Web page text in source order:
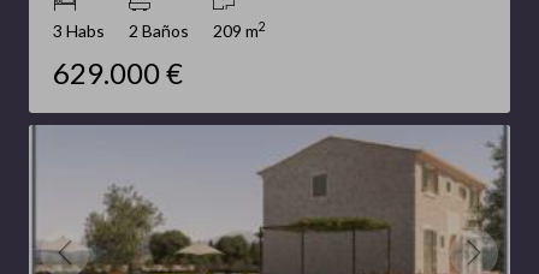
3 Habs 2 Baños 209 m2
629.000 €